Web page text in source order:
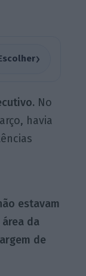
›
No
havia
estavam
da
de